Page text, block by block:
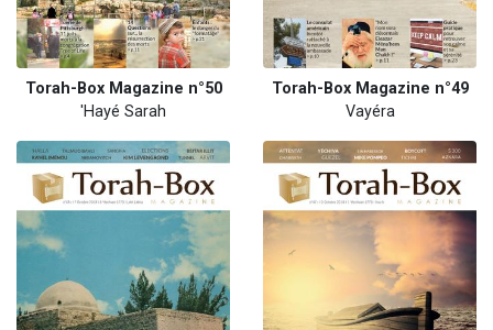
Torah-Box Magazine n°50
'Hayé Sarah
Torah-Box Magazine n°49
Vayéra